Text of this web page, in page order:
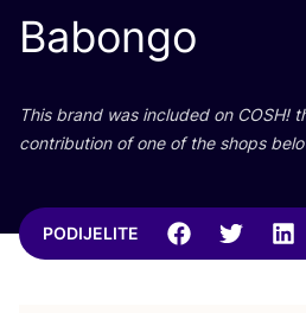
Babongo
This brand was inclu­ded on COSH!
con­tri­bu­ti­on of one of the shops
PODIJELITE